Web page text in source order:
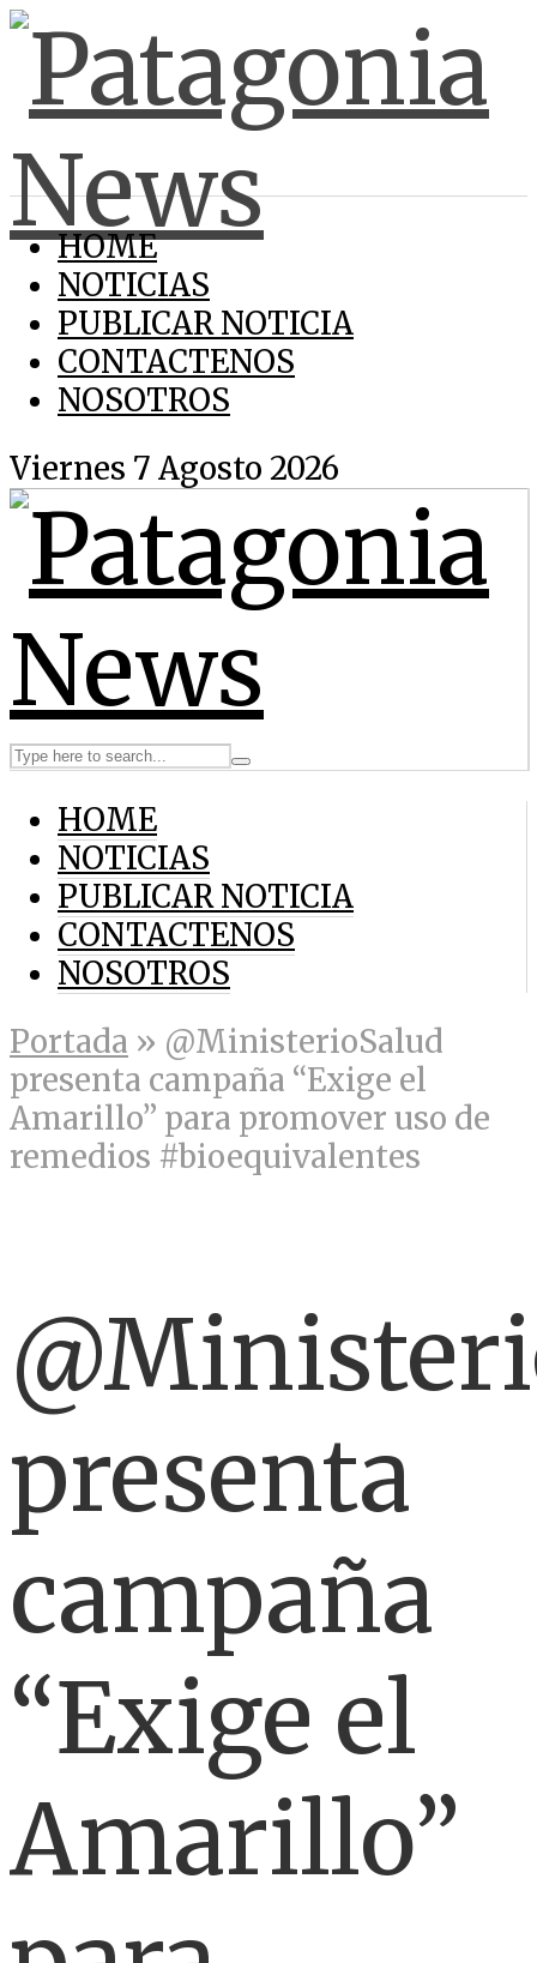
HOME
NOTICIAS
PUBLICAR NOTICIA
CONTACTENOS
NOSOTROS
Viernes 7 Agosto 2026
HOME
NOTICIAS
PUBLICAR NOTICIA
CONTACTENOS
NOSOTROS
Portada » @MinisterioSalud
presenta campaña “Exige el
Amarillo” para promover uso de
remedios #bioequivalentes
presenta
campaña
“Exige el
Amarillo”